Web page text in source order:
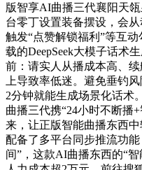
版智享AI曲播三代襄阳天
台零丁设置装备摆设，会
触发“点赞解锁福利”等互
载的DeepSeek大模子话术
前：请实人从播成本高、
上导致率低迷。避免垂钓
2分钟就能生成场景化话术
曲播三代携“24小时不断播
来，让正版智能曲播东西
配备了多平台同步推流功
间”，这款AI曲播东西的“